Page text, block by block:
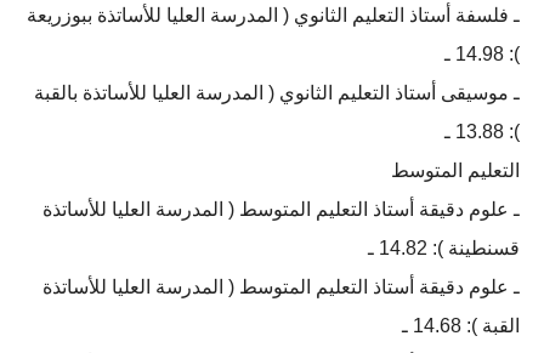
ـ فلسفة أستاذ التعليم الثانوي ( المدرسة العليا للأساتذة ببوزريعة
): 14.98 ـ
ـ موسيقى أستاذ التعليم الثانوي ( المدرسة العليا للأساتذة بالقبة
): 13.88 ـ
التعليم المتوسط
ـ علوم دقيقة أستاذ التعليم المتوسط ( المدرسة العليا للأساتذة
قسنطينة ): 14.82 ـ
ـ علوم دقيقة أستاذ التعليم المتوسط ( المدرسة العليا للأساتذة
القبة ): 14.68 ـ